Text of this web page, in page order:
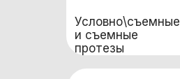
Условно\съемные
и съемные
протезы